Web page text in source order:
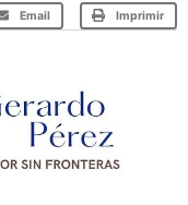
Email Imprimir